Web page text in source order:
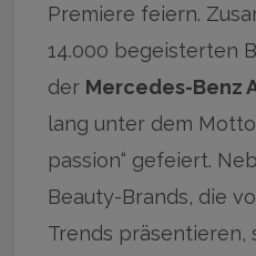
Premiere feiern.
14.000 begeisterten
der Mercedes-Benz
lang unter dem
passion“ gefeiert.
Beauty-Brands, die
Trends präsentieren,